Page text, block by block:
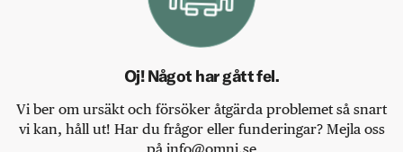
Oj! Något har gått fel.
Vi ber om ursäkt och försöker åtgärda problemet så snart
vi kan, håll ut! Har du frågor eller funderingar? Mejla oss